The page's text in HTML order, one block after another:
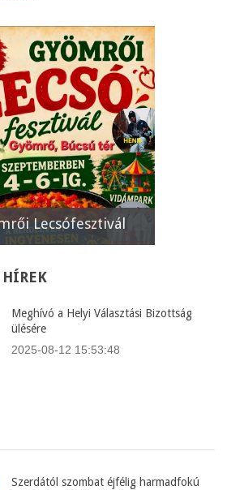
Lecsófesztivál
HÍREK
Meghívó a Helyi Választási Bizottság
ülésére
2025-08-12 15:53:48
Szerdától szombat éjfélig harmadfokú